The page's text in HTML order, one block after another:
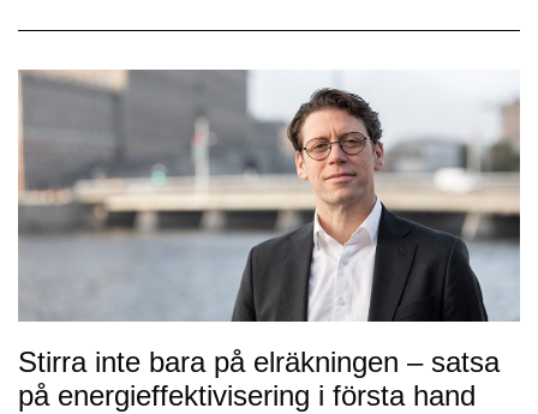
Stirra inte bara på elräkningen – satsa
på energieffektivisering i första hand